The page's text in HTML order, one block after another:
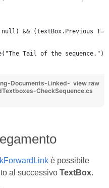
&& (textBox.Previous
Tail of the sequence.");
view raw
Documents-Linked-
CheckSequence.cs
è possibile
al successivo TextBox.